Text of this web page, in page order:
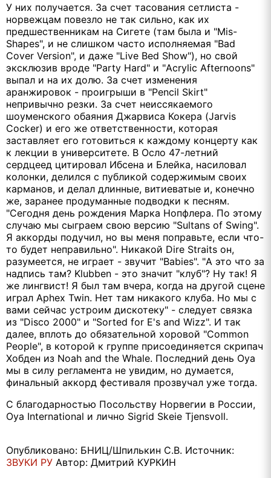
У них получается. За счет тасования сетлиста -
норвежцам повезло не так сильно, как их
предшественникам на Сигете (там была и "Mis-
Shapes", и не слишком часто исполняемая "Bad
Cover Version", и даже "Live Bed Show"), но свой
эксклюзив вроде "Party Hard" и "Acrylic Afternoons"
выпал и на их долю. За счет изменения
аранжировок - проигрыши в "Pencil Skirt"
непривычно резки. За счет неиссякаемого
шоуменского обаяния Джарвиса Кокера (Jarvis
Cocker) и его же ответственности, которая
заставляет его готовиться к каждому концерту как
к лекции в университете. В Осло 47-летний
сердцеед цитировал Ибсена и Блейка, насиловал
колонки, делился с публикой содержимым своих
карманов, и делал длинные, витиеватые и, конечно
же, заранее продуманные подводки к песням.
"Сегодня день рождения Марка Нопфлера. По этому
случаю мы сыграем свою версию "Sultans of Swing".
Я аккорды подучил, но вы меня поправьте, если что-
то будет неправильно". Никакой Dire Straits он,
разумеется, не играет - звучит "Babies". "А это что за
надпись там? Klubben - это значит "клуб"? Ну так! Я
же лингвист! Я был там вчера, когда на другой сцене
играл Aphex Twin. Нет там никакого клуба. Но мы с
вами сейчас устроим дискотеку" - следует связка
из "Disco 2000" и "Sorted for E's and Wizz". И так
далее, вплоть до обязательной хоровой "Common
People", в которой к группе присоединяется скрипач
Хобден из Noah and the Whale. Последний день Oya
мы в силу регламента не увидим, но думается,
финальный аккорд фестиваля прозвучал уже тогда.
С благодарностью Посольству Норвегии в России,
Oya International и лично Sigrid Skeie Tjensvoll.
Опубликовано: БНИЦ/Шпилькин С.В. Источник:
ЗВУКИ РУ Автор: Дмитрий КУРКИН